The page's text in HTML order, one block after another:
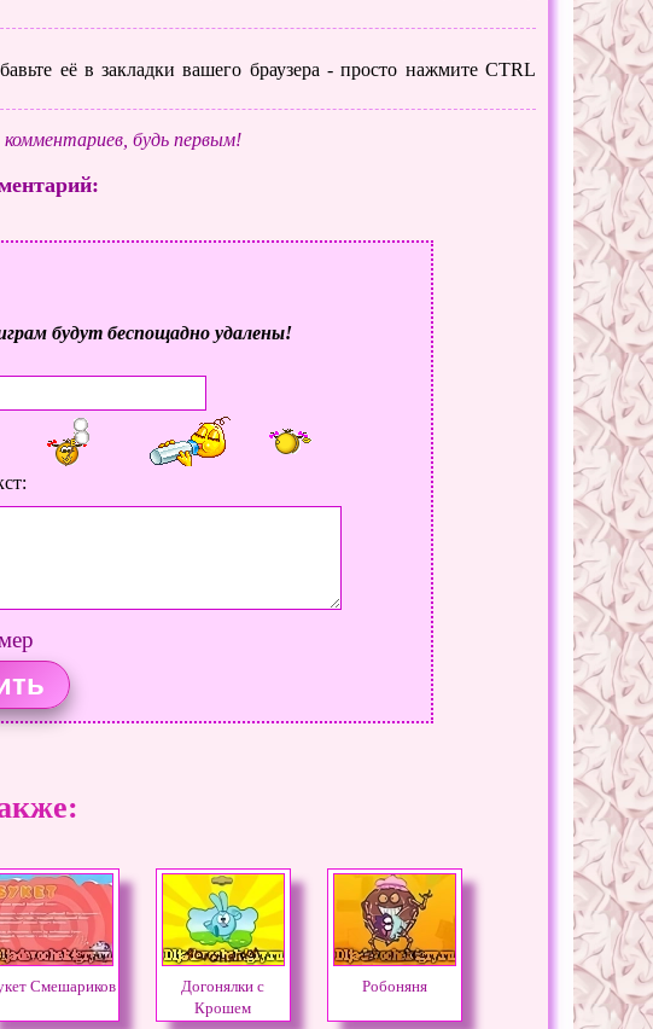
её в закладки вашего браузера - просто нажмите CTRL
будь первым!
будут беспощадно удалены!
Смешариков
Догонялки с
Крошем
Робоняня